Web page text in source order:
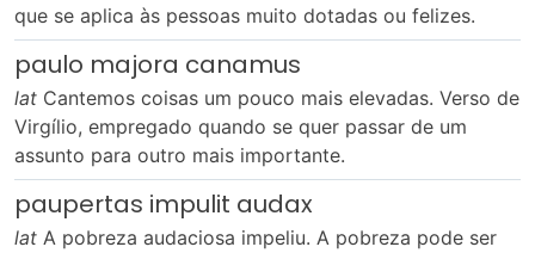
que se aplica às pessoas muito dotadas ou felizes.
paulo majora canamus
lat Cantemos coisas um pouco mais elevadas. Verso de
Virgílio, empregado quando se quer passar de um
assunto para outro mais importante.
paupertas impulit audax
lat A pobreza audaciosa impeliu. A pobreza pode ser